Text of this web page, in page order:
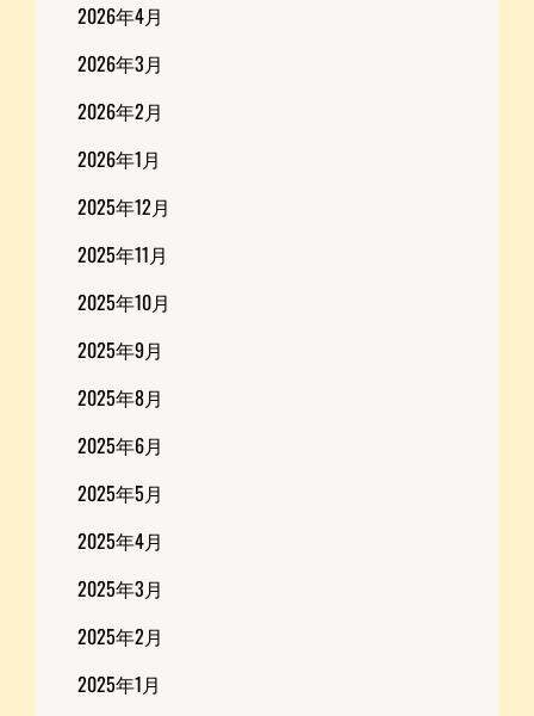
2026年4月
2026年3月
2026年2月
2026年1月
2025年12月
2025年11月
2025年10月
2025年9月
2025年8月
2025年6月
2025年5月
2025年4月
2025年3月
2025年2月
2025年1月